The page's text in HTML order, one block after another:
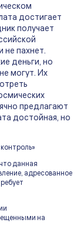
достигает
получает
не пахнет.
деньги, но
могут. Их
предлагают
достойная, но
данная
адресованное
на